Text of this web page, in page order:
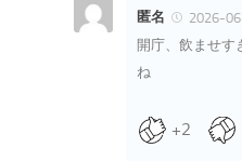
匿名
2026-
開庁、飲ませす
ね
+2